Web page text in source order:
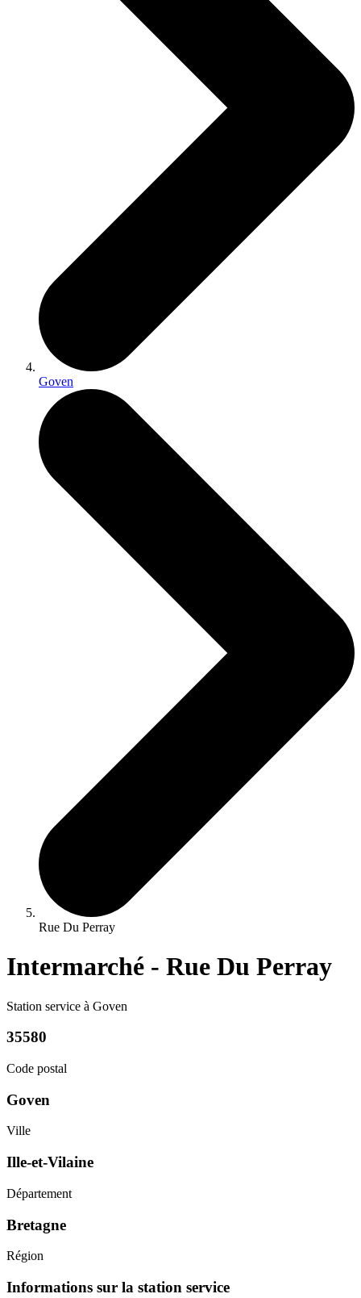
Goven
Rue Du Perray
Intermarché - Rue Du Perray
Station service à Goven
35580
Code postal
Goven
Ville
Ille-et-Vilaine
Département
Bretagne
Région
Informations sur la station service